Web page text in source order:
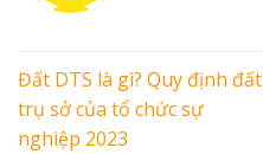
Đất DTS là gì? Quy định đất
trụ sở của tổ chức sự
nghiệp 2023